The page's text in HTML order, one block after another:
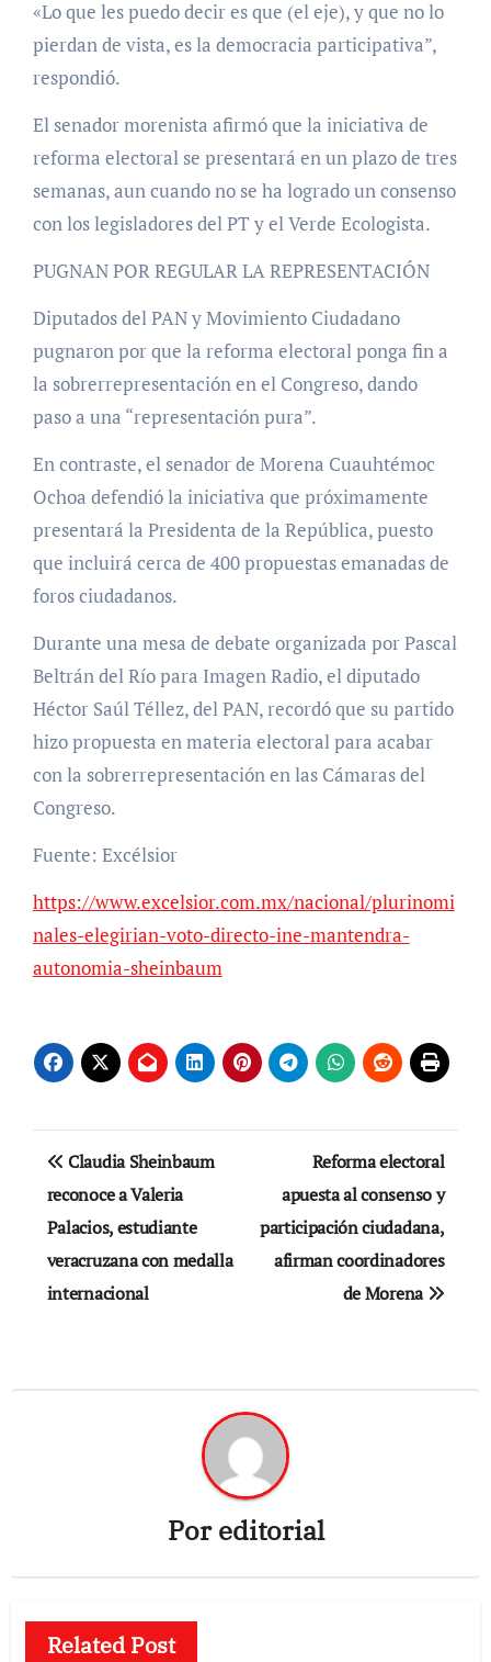
«Lo que les puedo decir es que (el eje), y que no lo
pierdan de vista, es la democracia participativa”,
respondió.
El senador morenista afirmó que la iniciativa de
reforma electoral se presentará en un plazo de tres
semanas, aun cuando no se ha logrado un consenso
con los legisladores del PT y el Verde Ecologista.
PUGNAN POR REGULAR LA REPRESENTACIÓN
Diputados del PAN y Movimiento Ciudadano
pugnaron por que la reforma electoral ponga fin a
la sobrerrepresentación en el Congreso, dando
paso a una “representación pura”.
En contraste, el senador de Morena Cuauhtémoc
Ochoa defendió la iniciativa que próximamente
presentará la Presidenta de la República, puesto
que incluirá cerca de 400 propuestas emanadas de
foros ciudadanos.
Durante una mesa de debate organizada por Pascal
Beltrán del Río para Imagen Radio, el diputado
Héctor Saúl Téllez, del PAN, recordó que su partido
hizo propuesta en materia electoral para acabar
con la sobrerrepresentación en las Cámaras del
Congreso.
Fuente: Excélsior
https://www.excelsior.com.mx/nacional/plurinomi
nales-elegirian-voto-directo-ine-mantendra-
autonomia-sheinbaum
Navegación
de
entradas
Claudia Sheinbaum
reconoce a Valeria
Palacios, estudiante
veracruzana con medalla
internacional
Reforma electoral
apuesta al consenso y
participación ciudadana,
afirman coordinadores
de Morena
Poreditorial
Related Post